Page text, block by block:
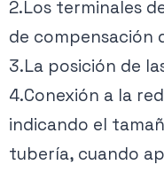
2.Los terminales
de compensación
3.La posición de
4.Conexión a la
indicando el
tubería, cuando